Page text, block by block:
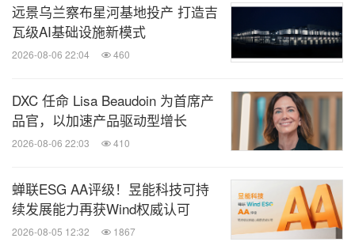
远景乌兰察布星河基地投产 打造吉
瓦级AI基础设施新模式
2026-08-06 22:04 460
DXC 任命 Lisa Beaudoin 为首席产
品官，以加速产品驱动型增长
2026-08-06 22:03 410
蝉联ESG AA评级！昱能科技可持
续发展能力再获Wind权威认可
2026-08-05 12:32 1867